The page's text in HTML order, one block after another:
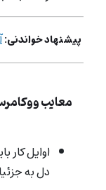
پیشنهاد خواندنی:
معایب
اوایل کار
دل به